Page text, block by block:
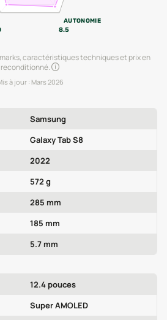
AUTONOMIE
8.5
caractéristiques techniques et prix en
reconditionné.
à jour : Mars 2026
Samsung
Galaxy Tab S8
2022
572 g
285 mm
185 mm
5.7 mm
12.4 pouces
Super AMOLED